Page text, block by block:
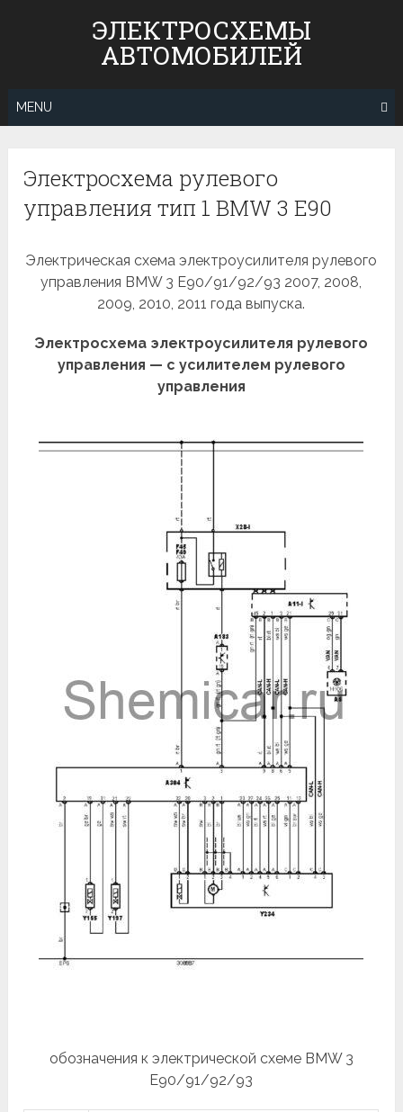
ЭЛЕКТРОСХЕМЫ
АВТОМОБИЛЕЙ
MENU
Электросхема рулевого
управления тип 1 BMW 3 E90
Электрическая схема электроусилителя рулевого
управления BMW 3 E90/91/92/93 2007, 2008,
2009, 2010, 2011 года выпуска.
Электросхема электроусилителя рулевого
управления — с усилителем рулевого
управления
обозначения к электрической схеме BMW 3
E90/91/92/93